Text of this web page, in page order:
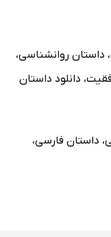
، داستان روانشناسی،
، دانلود داستان
، داستان فارسی،